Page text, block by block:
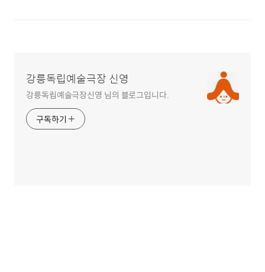
강릉독립예술극장 신영
강릉독립예술극장신영 님의 블로그입니다.
구독하기